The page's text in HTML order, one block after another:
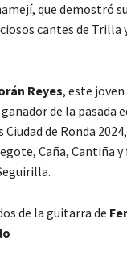
que demostró
cantes de
Reyes, este joven
de la pasada
Ciudad de Ronda
Caña, Cantiña
de la guitarra de